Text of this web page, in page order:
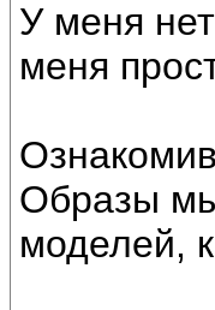
У меня
меня
Образы
моделей,